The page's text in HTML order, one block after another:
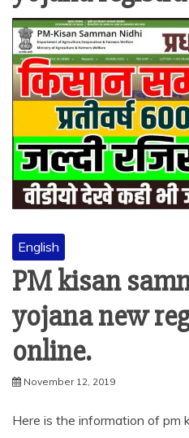
English
PM kisan
yojana new
online.
November 12, 2019
Here is the information of pm